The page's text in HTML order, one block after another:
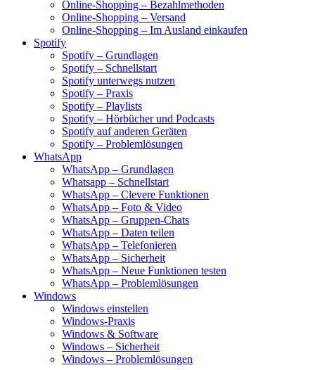
Online-Shopping – Bezahlmethoden
Online-Shopping – Versand
Online-Shopping – Im Ausland einkaufen
Spotify
Spotify – Grundlagen
Spotify – Schnellstart
Spotify unterwegs nutzen
Spotify – Praxis
Spotify – Playlists
Spotify – Hörbücher und Podcasts
Spotify auf anderen Geräten
Spotify – Problemlösungen
WhatsApp
WhatsApp – Grundlagen
Whatsapp – Schnellstart
WhatsApp – Clevere Funktionen
WhatsApp – Foto & Video
WhatsApp – Gruppen-Chats
WhatsApp – Daten teilen
WhatsApp – Telefonieren
WhatsApp – Sicherheit
WhatsApp – Neue Funktionen testen
WhatsApp – Problemlösungen
Windows
Windows einstellen
Windows-Praxis
Windows & Software
Windows – Sicherheit
Windows – Problemlösungen